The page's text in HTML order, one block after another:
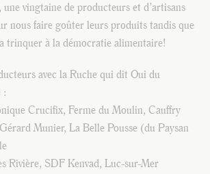
vingtaine de producteurs et d’artisans
nous faire goûter leurs produits tandis que
trinquer à la démocratie alimentaire!
avec la Ruche qui dit Oui du
:
Crucifix, Ferme du Moulin, Cauffry
Munier, La Belle Pousse (du Paysan
Rivière, SDF Kenvad, Luc-sur-Mer